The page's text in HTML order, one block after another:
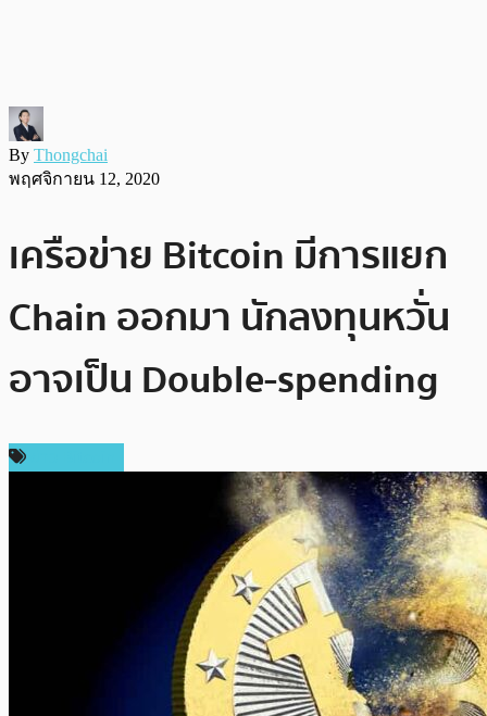
By Thongchai
พฤศจิกายน 12, 2020
เครือข่าย Bitcoin มีการแยก
Chain ออกมา นักลงทุนหวั่น
อาจเป็น Double-spending